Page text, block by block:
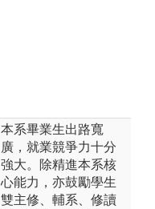
本系畢業生出路寬
廣，就業競爭力十分
強大。除精進本系核
心能力，亦鼓勵學生
雙主修、輔系、修讀